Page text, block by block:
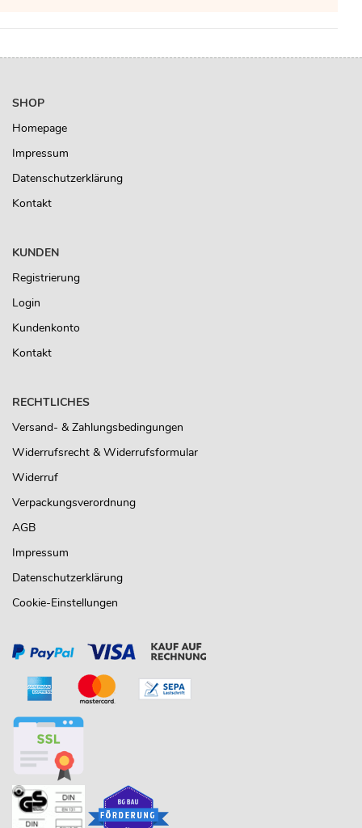
SHOP
Homepage
Impressum
Datenschutzerklärung
Kontakt
KUNDEN
Registrierung
Login
Kundenkonto
Kontakt
RECHTLICHES
Versand- & Zahlungsbedingungen
Widerrufsrecht & Widerrufsformular
Widerruf
Verpackungsverordnung
AGB
Impressum
Datenschutzerklärung
Cookie-Einstellungen